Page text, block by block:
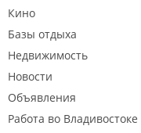
Кино
Базы отдыха
Недвижимость
Новости
Объявления
Работа во Владивостоке